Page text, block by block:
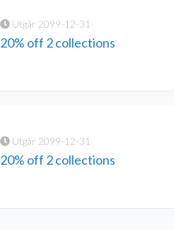
Utgår 2099-12-31
20% off 2 collections
Utgår 2099-12-31
20% off 2 collections